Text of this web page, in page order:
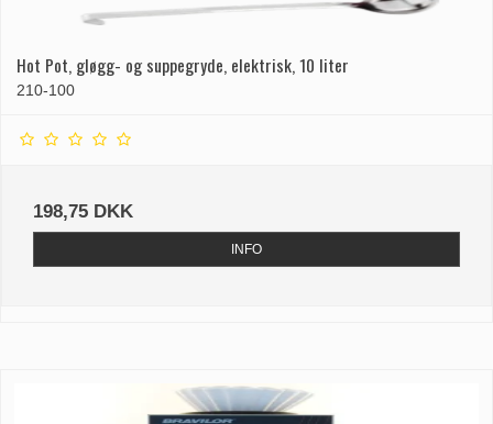
Hot Pot, gløgg- og suppegryde, elektrisk, 10 liter
210-100
198,75 DKK
INFO